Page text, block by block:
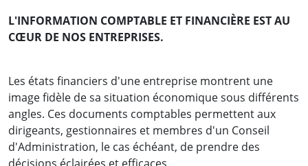
L'INFORMATION COMPTABLE ET FINANCIÈRE EST AU
CŒUR DE NOS ENTREPRISES.
Les états financiers d'une entreprise montrent une
image fidèle de sa situation économique sous différents
angles. Ces documents comptables permettent aux
dirigeants, gestionnaires et membres d'un Conseil
d'Administration, le cas échéant, de prendre des